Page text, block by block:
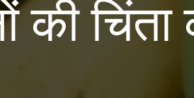
की चिंता